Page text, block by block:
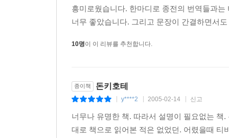
흥미로웠습니다. 한마디로 종전의 번역들과
너무 좋았습니다. 그리고 문장이 간결하면서
10명이 이 리뷰를 추천합니다.
종이책 돈키호테
y****2 2005-02-14 신고
너무나 유명한 책. 따라서 설명이 필요없는
대로 책으로 읽어본 적은 없었던. 어렸을때 티